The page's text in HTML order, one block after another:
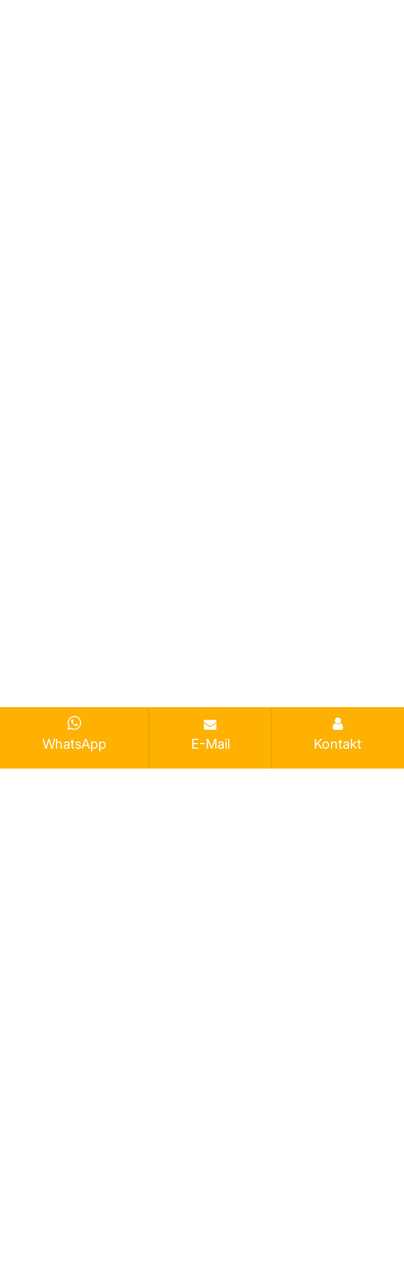
WhatsApp E-Mail Kontakt